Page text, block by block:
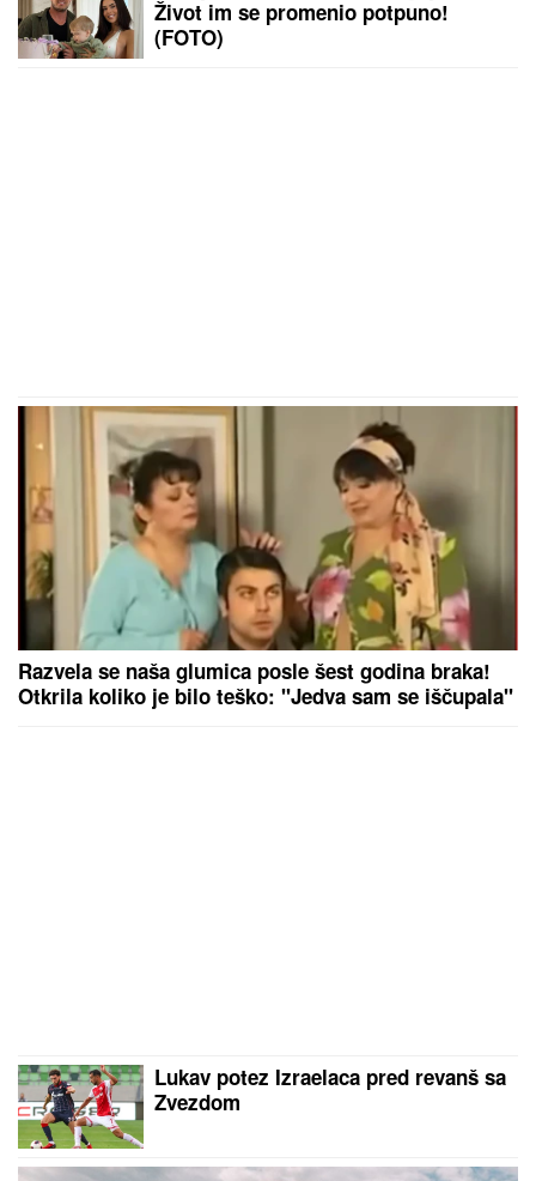
Život im se promenio potpuno!
(FOTO)
Razvela se naša glumica posle šest godina braka!
Otkrila koliko je bilo teško: "Jedva sam se iščupala"
Lukav potez Izraelaca pred revanš sa
Zvezdom